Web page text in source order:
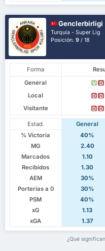
Genclerbirligi
Turquía - Super Lig
Posición.9 / 18
Forma
General
V D
Local D D
Visitante D D
Estad. General
% Victoria
40%
MG
2.40
Marcados
1.10
Recibidos
1.30
AEM
30%
Porterías a 0
30%
PSM
40%
xG
1.13
xGA
1.37
¿Qué